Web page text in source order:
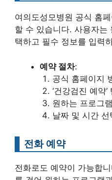
여의도성모병원 공식 홈
할 수 있습니다. 사용자는
택하고 필수 정보를 입력
예약 절차:
공식 홈페이지
‘건강검진 예약’
원하는 프로그
날짜 및 시간
전화 예약
전화로도 예약이 가능합